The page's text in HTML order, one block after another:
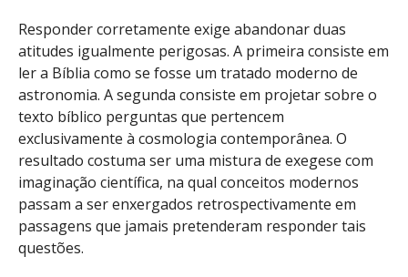
Responder corretamente exige abandonar duas
atitudes igualmente perigosas. A primeira consiste em
ler a Bíblia como se fosse um tratado moderno de
astronomia. A segunda consiste em projetar sobre o
texto bíblico perguntas que pertencem
exclusivamente à cosmologia contemporânea. O
resultado costuma ser uma mistura de exegese com
imaginação científica, na qual conceitos modernos
passam a ser enxergados retrospectivamente em
passagens que jamais pretenderam responder tais
questões.